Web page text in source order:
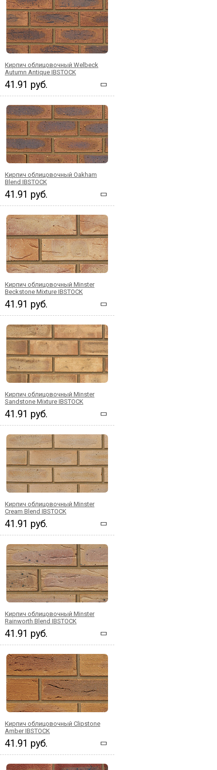
Кирпич облицовочный Welbeck
Autumn Antique IBSTOCK
41.91 руб.
Кирпич облицовочный Oakham
Blend IBSTOCK
41.91 руб.
Кирпич облицовочный Minster
Beckstone Mixture IBSTOCK
41.91 руб.
Кирпич облицовочный Minster
Sandstone Mixture IBSTOCK
41.91 руб.
Кирпич облицовочный Minster
Cream Blend IBSTOCK
41.91 руб.
Кирпич облицовочный Minster
Rainworth Blend IBSTOCK
41.91 руб.
Кирпич облицовочный Clipstone
Amber IBSTOCK
41.91 руб.